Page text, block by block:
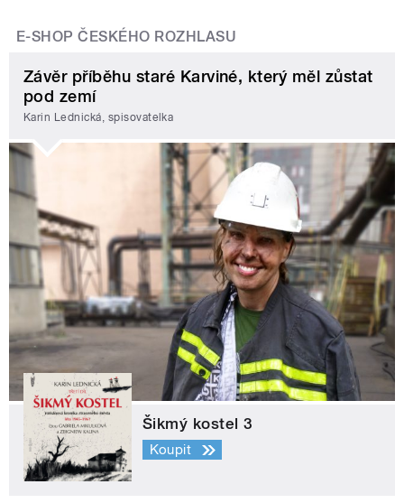
E-SHOP ČESKÉHO ROZHLASU
Závěr příběhu staré Karviné, který měl zůstat
pod zemí
Karin Lednická, spisovatelka
Šikmý kostel 3
Koupit